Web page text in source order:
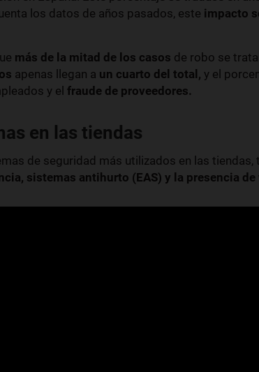
los datos de años pasados, este impacto
más de la mitad de los casos de robo se
apenas llegan a un cuarto del total, y el
y el fraude de proveedores.
en las tiendas
de seguridad más utilizados en las
sistemas antihurto (EAS) y la presencia